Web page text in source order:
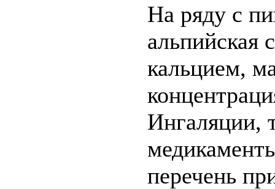
На ряду с
альпийская
кальцием,
Ингаляции,
перечень